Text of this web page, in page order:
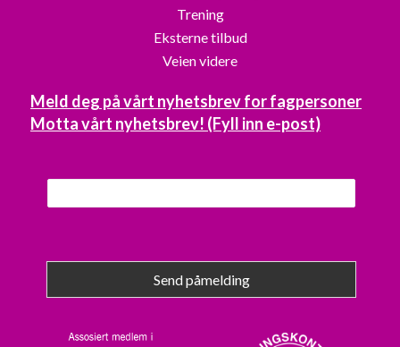
Trening
Eksterne tilbud
Veien videre
Meld deg på vårt nyhetsbrev for fagpersoner
Motta vårt nyhetsbrev! (Fyll inn e-post)
Send påmelding